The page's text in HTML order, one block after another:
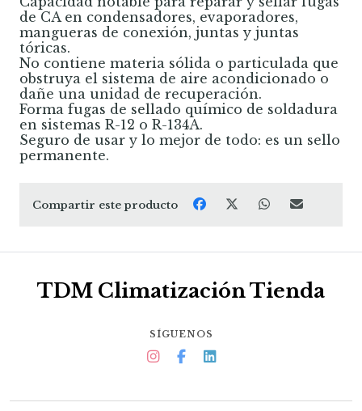
de CA en condensadores, evaporadores,
mangueras de conexión, juntas y juntas
tóricas.
No contiene materia sólida o particulada que
obstruya el sistema de aire acondicionado o
dañe una unidad de recuperación.
Forma fugas de sellado químico de soldadura
en sistemas R-12 o R-134A.
Seguro de usar y lo mejor de todo: es un sello
permanente.
Compartir este producto
TDM Climatización Tienda
SÍGUENOS